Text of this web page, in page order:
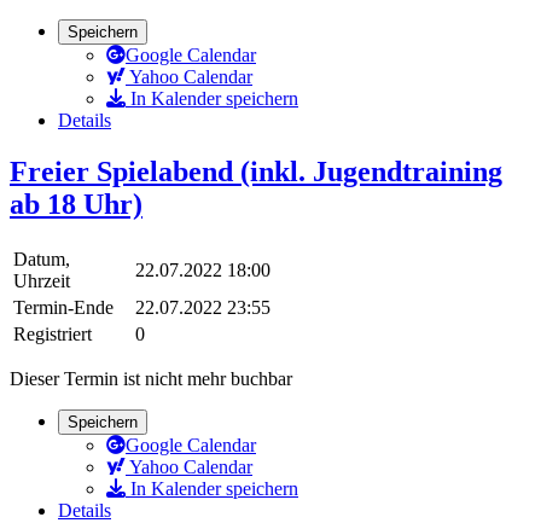
Speichern
Google Calendar
Yahoo Calendar
In Kalender speichern
Details
Freier Spielabend (inkl. Jugendtraining
ab 18 Uhr)
Datum,
Uhrzeit
22.07.2022 18:00
Termin-Ende
22.07.2022 23:55
Registriert
0
Dieser Termin ist nicht mehr buchbar
Speichern
Google Calendar
Yahoo Calendar
In Kalender speichern
Details